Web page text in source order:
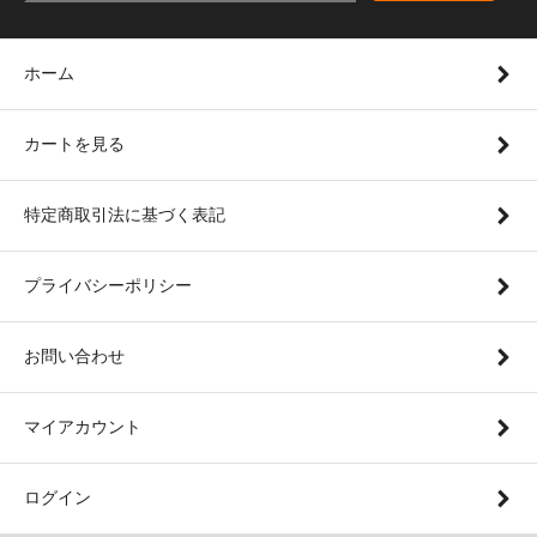
ホーム
カートを見る
特定商取引法に基づく表記
プライバシーポリシー
お問い合わせ
マイアカウント
ログイン